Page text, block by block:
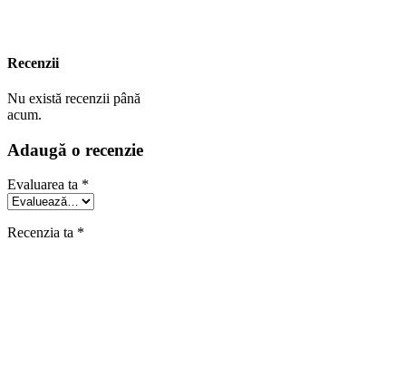
Recenzii
Nu există recenzii până
acum.
Adaugă o recenzie
Evaluarea ta *
Recenzia ta *